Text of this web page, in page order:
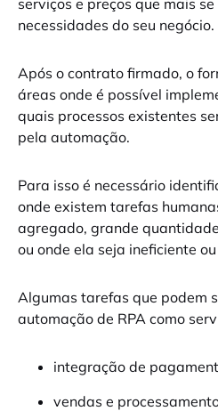
necessidades do seu negócio.
Após o contrato firmado, o
áreas onde é possível
quais processos existentes
pela automação.
Para isso é necessário
onde existem tarefas
agregado, grande
ou onde ela seja ineficiente
Algumas tarefas que podem
automação de RPA como
integração de
vendas e